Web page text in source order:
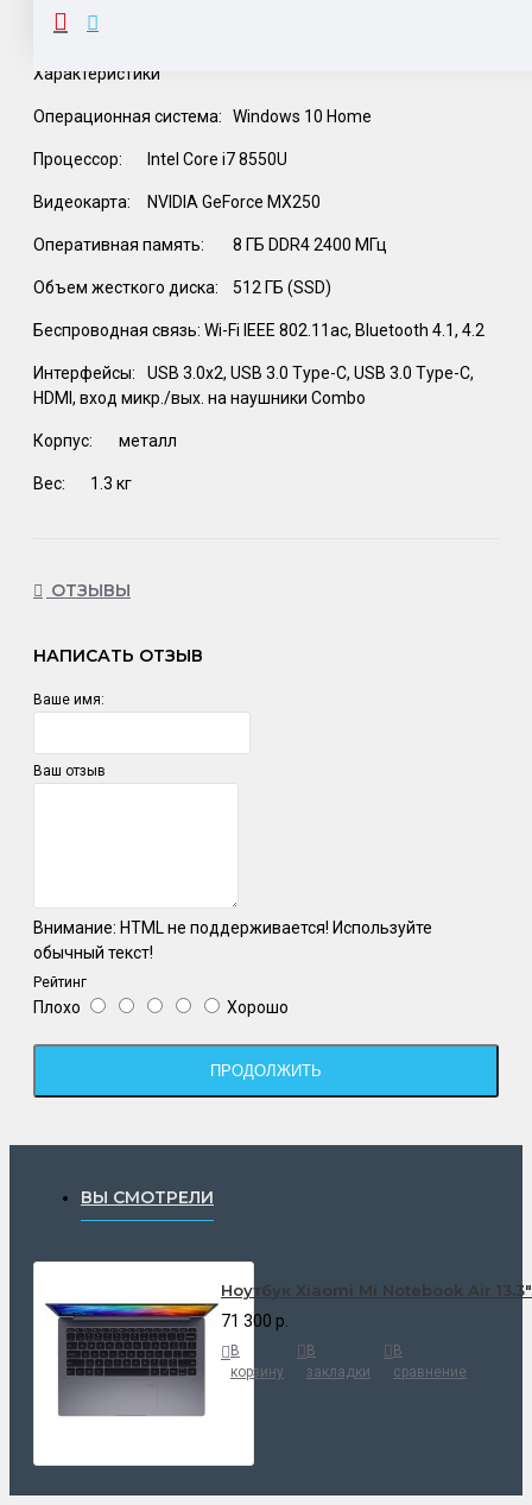
ОПИСАНИЕ
Характеристики
Операционная система: Windows 10 Home
Процессор: Intel Core i7 8550U
Видеокарта: NVIDIA GeForce MX250
Оперативная память: 8 ГБ DDR4 2400 МГц
Объем жесткого диска: 512 ГБ (SSD)
Беспроводная связь: Wi-Fi IEEE 802.11ac, Bluetooth 4.1, 4.2
Интерфейсы:
USB 3.0x2, USB 3.0 Type-C, USB 3.0 Type-C,
HDMI, вход микр./вых. на наушники Combo
Корпус: металл
Вес: 1.3 кг
ОТЗЫВЫ
НАПИСАТЬ ОТЗЫВ
Ваше имя:
Ваш отзыв
Внимание: HTML не поддерживается! Используйте
обычный текст!
Рейтинг
Плохо Хорошо
ПРОДОЛЖИТЬ
ВЫ СМОТРЕЛИ
Ноутбук Xiaomi Mi Notebook Air 13.3"
71 300 р.
В
корзину
В
закладки
В
сравнение